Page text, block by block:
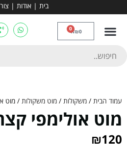
בית | אודות |
₪0
0
עמוד הבית / משקולות / מוט משקולות / מוט
מוט אולימפי
₪120